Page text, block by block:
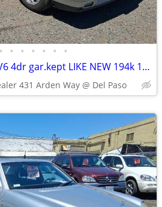
• • • • • • •
1999 Mercedes E320 V6 4dr gar.kept LIKE NEW 194k 14 MORE GREAT DEALS
431 Arden Way @ Del Paso